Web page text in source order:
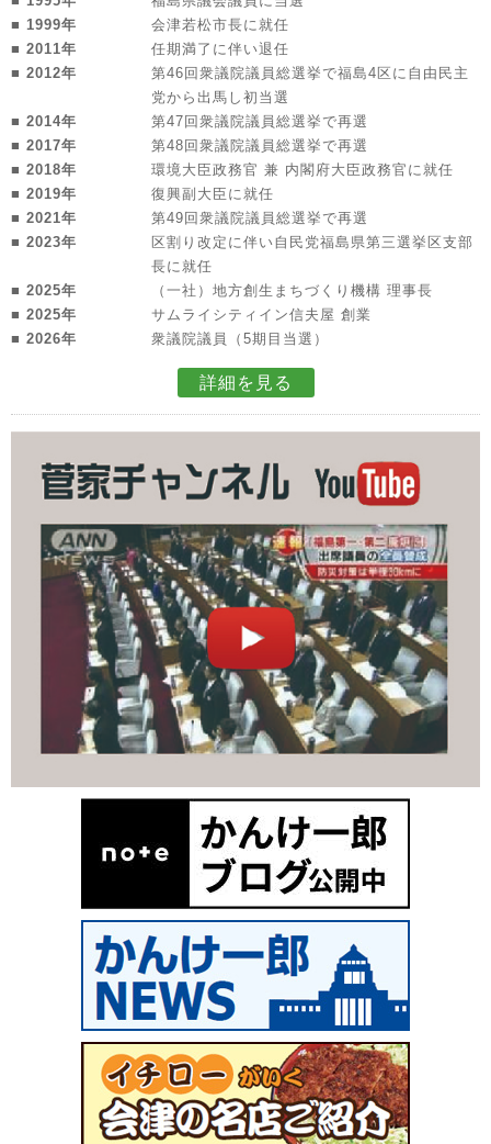
■ 1999年
会津若松市長に就任
■ 2011年
任期満了に伴い退任
■ 2012年
第46回衆議院議員総選挙で福島4区に自由民主
党から出馬し初当選
■ 2014年
第47回衆議院議員総選挙で再選
■ 2017年
第48回衆議院議員総選挙で再選
■ 2018年
環境大臣政務官 兼 内閣府大臣政務官に就任
■ 2019年
復興副大臣に就任
■ 2021年
第49回衆議院議員総選挙で再選
■ 2023年
区割り改定に伴い自民党福島県第三選挙区支部
長に就任
■ 2025年
（一社）地方創生まちづくり機構 理事長
■ 2025年
サムライシティイン信夫屋 創業
■ 2026年
衆議院議員（5期目当選）
詳細を見る